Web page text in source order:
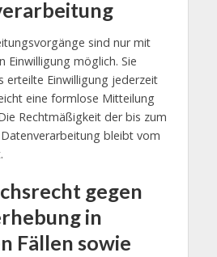
sind nur mit
Einwilligung möglich. Sie
erteilte Einwilligung jederzeit
eine formlose Mitteilung
Rechtmäßigkeit der bis zum
bleibt vom
gegen
in
Fällen sowie